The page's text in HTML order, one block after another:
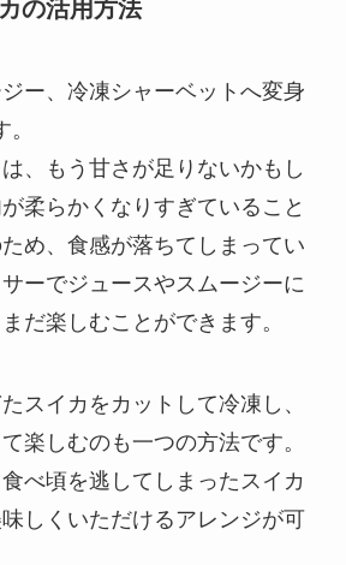
の活用方法
ー、冷凍シャーベットへ変身
、もう甘さが足りないかもし
柔らかくなりすぎていること
め、食感が落ちてしまってい
ーでジュースやスムージーに
だ楽しむことができます。
スイカをカットして冷凍し、
楽しむのも一つの方法です。
べ頃を逃してしまったスイカ
しくいただけるアレンジが可